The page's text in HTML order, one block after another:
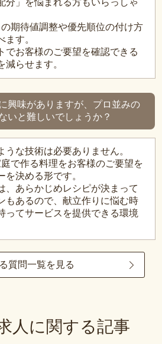
期待値調整や優先順位の付け方
ます。
でお客様のご要望を確認できる
減らせます。
興味がありますが、プロ並みの
いと難しいでしょうか？
うな技術は必要ありません。
で作る料理をお客様のご要望を
決める形です。
、あらかじめレシピが決まって
もあるので、献立作りに悩む時
ってサービスを提供できる環境
質問一覧を見る
人に関する記事